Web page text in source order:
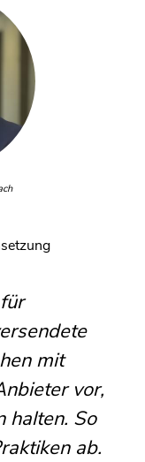
mit
vor,
halten. So
ab.